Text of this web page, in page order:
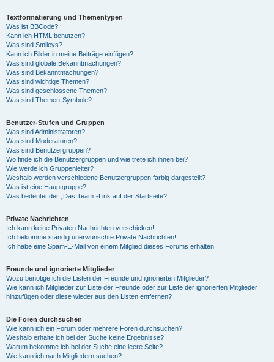
Textformatierung und Thementypen
Was ist BBCode?
Kann ich HTML benutzen?
Was sind Smileys?
Kann ich Bilder in meine Beiträge einfügen?
Was sind globale Bekanntmachungen?
Was sind Bekanntmachungen?
Was sind wichtige Themen?
Was sind geschlossene Themen?
Was sind Themen-Symbole?
Benutzer-Stufen und Gruppen
Was sind Administratoren?
Was sind Moderatoren?
Was sind Benutzergruppen?
Wo finde ich die Benutzergruppen und wie trete ich ihnen bei?
Wie werde ich Gruppenleiter?
Weshalb werden verschiedene Benutzergruppen farbig dargestellt?
Was ist eine Hauptgruppe?
Was bedeutet der „Das Team“-Link auf der Startseite?
Private Nachrichten
Ich kann keine Privaten Nachrichten verschicken!
Ich bekomme ständig unerwünschte Private Nachrichten!
Ich habe eine Spam-E-Mail von einem Mitglied dieses Forums erhalten!
Freunde und ignorierte Mitglieder
Wozu benötige ich die Listen der Freunde und ignorierten Mitglieder?
Wie kann ich Mitglieder zur Liste der Freunde oder zur Liste der ignorierten Mitglieder
hinzufügen oder diese wieder aus den Listen entfernen?
Die Foren durchsuchen
Wie kann ich ein Forum oder mehrere Foren durchsuchen?
Weshalb erhalte ich bei der Suche keine Ergebnisse?
Warum bekomme ich bei der Suche eine leere Seite?
Wie kann ich nach Mitgliedern suchen?